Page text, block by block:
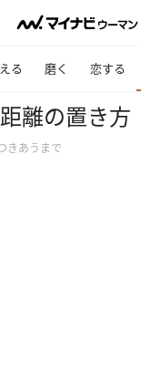
る 磨く 恋する
離の置き方
きあうまで